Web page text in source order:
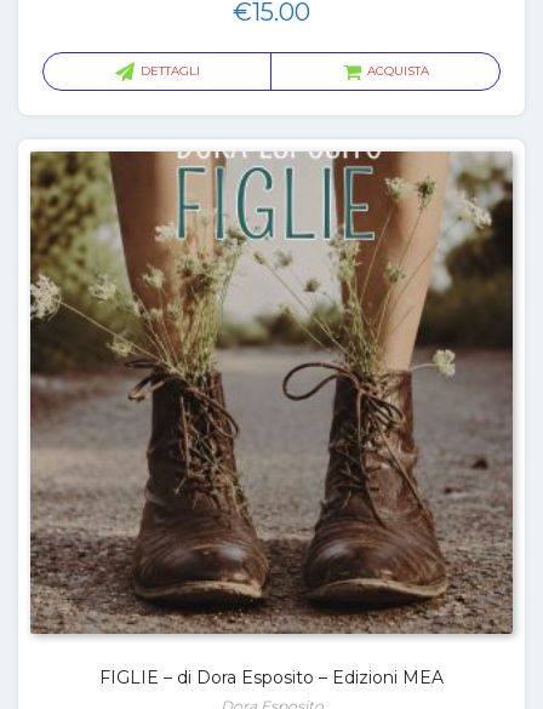
€15.00
DETTAGLI ACQUISTA
FIGLIE – di Dora Esposito – Edizioni MEA